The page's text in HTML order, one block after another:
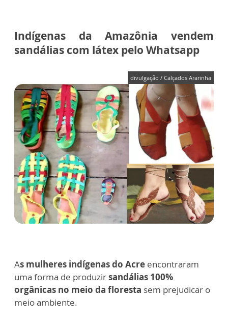
Indígenas da Amazônia vendem
sandálias com látex pelo Whatsapp
divulgação / Calçados Ararinha
As mulheres indígenas do Acre encontraram
uma forma de produzirsandálias 100%
orgânicas no meio da floresta sem prejudicar o
meio ambiente.